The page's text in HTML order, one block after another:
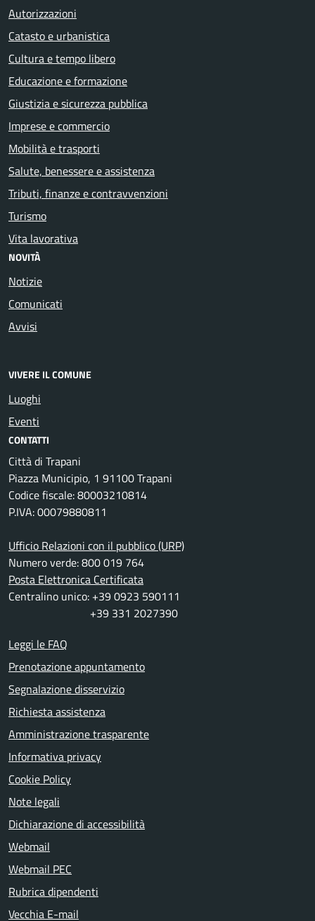
Autorizzazioni
Catasto e urbanistica
Cultura e tempo libero
Educazione e formazione
Giustizia e sicurezza pubblica
Imprese e commercio
Mobilità e trasporti
Salute, benessere e assistenza
Tributi, finanze e contravvenzioni
Turismo
Vita lavorativa
NOVITÀ
Notizie
Comunicati
Avvisi
VIVERE IL COMUNE
Luoghi
Eventi
CONTATTI
Città di Trapani
Piazza Municipio, 1 91100 Trapani
Codice fiscale: 80003210814
P.IVA: 00079880811
Ufficio Relazioni con il pubblico (URP)
Numero verde: 800 019 764
Posta Elettronica Certificata
Centralino unico: +39 0923 590111
+39 331 2027390
Leggi le FAQ
Prenotazione appuntamento
Segnalazione disservizio
Richiesta assistenza
Amministrazione trasparente
Informativa privacy
Cookie Policy
Note legali
Dichiarazione di accessibilità
Webmail
Webmail PEC
Rubrica dipendenti
Vecchia E-mail